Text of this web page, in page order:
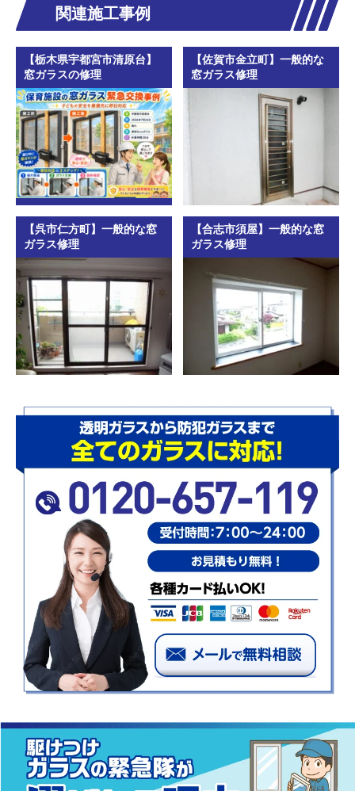
関連施工事例
【栃木県宇都宮市清原台】
窓ガラスの修理
【佐賀市金立町】一般的な
窓ガラス修理
【呉市仁方町】一般的な窓
ガラス修理
【合志市須屋】一般的な窓
ガラス修理